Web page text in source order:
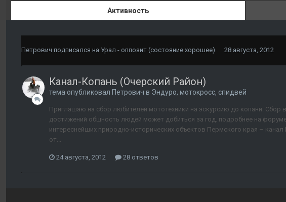
Активность
Петрович подписался на Урал - оппозит (состояние хорошее) 28 августа, 2012
Канал-Копань (Очерский Район)
тема опубликовал Петрович в Эндуро, мотокросс, спидвей
Приглашаю на сбор любителей мототехники на эскурсию до копани. Сбор
достижений общность людей может добиться за год. подробнее на
интереснейших природно-исторических объектов Пермского края –
от...
24 августа, 2012 28 ответов